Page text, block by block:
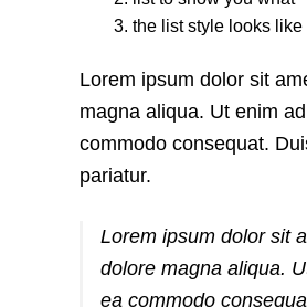
the list style looks like
Lorem ipsum dolor sit
magna aliqua. Ut enim
commodo consequat.
pariatur.
Lorem ipsum dolor sit
dolore magna aliqua.
ea commodo